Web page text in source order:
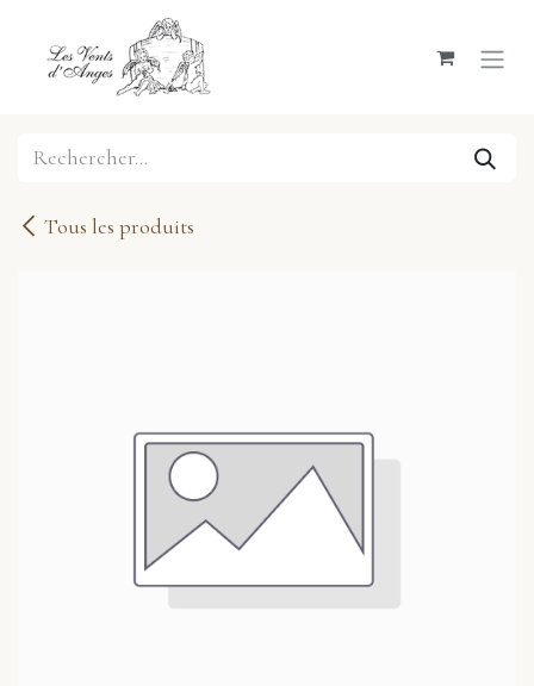
Se rendre au contenu
Tous les produits